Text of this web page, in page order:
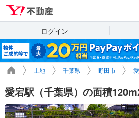
ログイン
土地 千葉県 野田市
愛宕駅（千葉県）の面積